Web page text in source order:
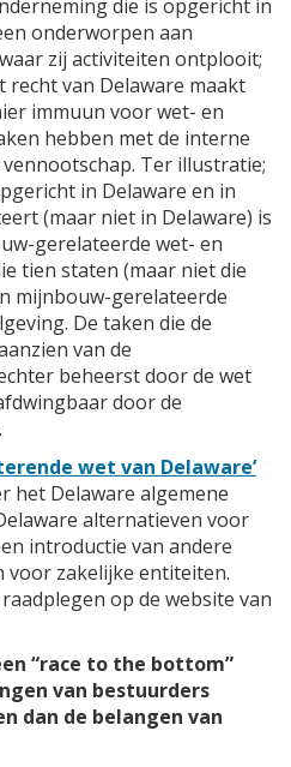
die is opgericht in
onderworpen aan
zij activiteiten ontplooit;
van Delaware maakt
immuun voor wet- en
hebben met de interne
Ter illustratie;
in Delaware en in
(maar niet in Delaware) is
gerelateerde wet- en
tien staten (maar niet die
mijnbouw-gerelateerde
De taken die de
van de
beheerst door de wet
door de
wet van Delaware’
het Delaware algemene
alternatieven voor
introductie van andere
voor zakelijke entiteiten.
op de website van
“race to the bottom”
van bestuurders
dan de belangen van